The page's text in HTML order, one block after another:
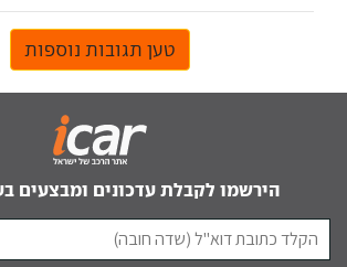
טען תגובות נוספות
הירשמו לקבלת עדכונים ומבצעים